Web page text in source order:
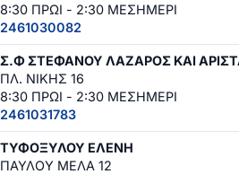
8:30 ΠΡΩΙ - 2:30 ΜΕΣΗΜΕΡΙ
2461030082
Σ.Φ ΣΤΕΦΑΝΟΥ ΛΑΖΑΡΟΣ ΚΑΙ
ΠΛ. ΝΙΚΗΣ 16
8:30 ΠΡΩΙ - 2:30 ΜΕΣΗΜΕΡΙ
2461031783
ΤΥΦΟΞΥΛΟΥ ΕΛΕΝΗ
ΠΑΥΛΟΥ ΜΕΛΑ 12